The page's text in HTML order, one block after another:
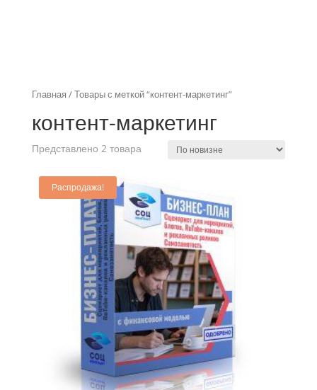
Главная / Товары с меткой “контент-маркетинг”
контент-маркетинг
Представлено 2 товара
Распродажа!